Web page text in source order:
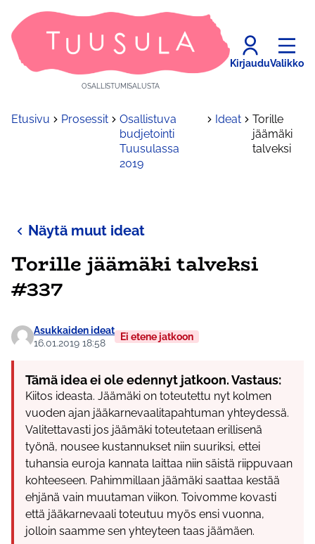
OSALLISTUMISALUSTA
KirjauduValikko
Etusivu Prosessit
Osallistuva
budjetointi
Tuusulassa
2019
Ideat
Torille
jäämäki
talveksi
Näytä muut ideat
Torille jäämäki talveksi
#337
Asukkaiden ideat
16.01.2019 18:58
Ei etene jatkoon
Tämä idea ei ole edennyt jatkoon. Vastaus:
Kiitos ideasta. Jäämäki on toteutettu nyt kolmen
vuoden ajan jääkarnevaalitapahtuman yhteydessä.
Valitettavasti jos jäämäki toteutetaan erillisenä
työnä, nousee kustannukset niin suuriksi, ettei
tuhansia euroja kannata laittaa niin säistä riippuvaan
kohteeseen. Pahimmillaan jäämäki saattaa kestää
ehjänä vain muutaman viikon. Toivomme kovasti
että jääkarnevaali toteutuu myös ensi vuonna,
jolloin saamme sen yhteyteen taas jäämäen.